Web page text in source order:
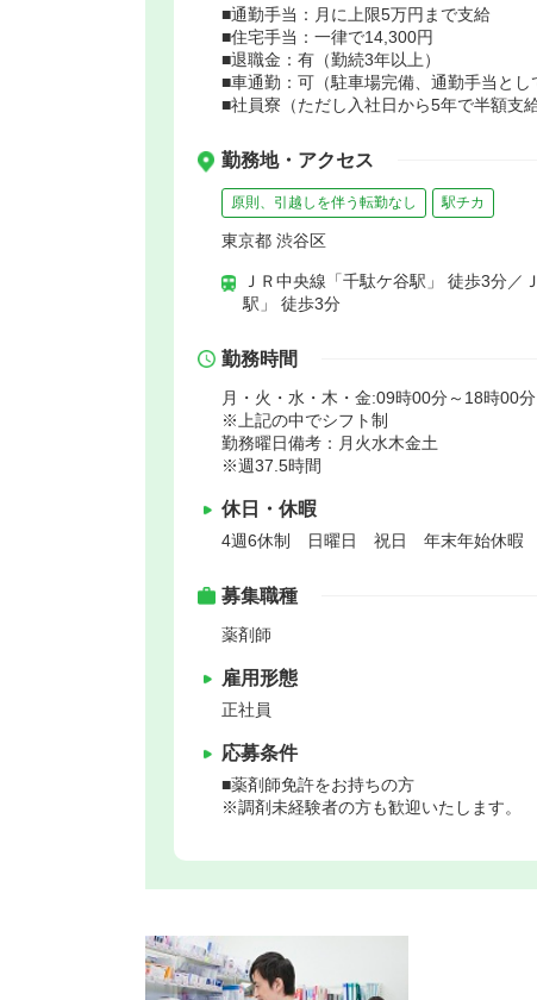
■通勤手当：月に上限5万円まで支給
■住宅手当：一律で14,300円
■退職金：有（勤続3年以上）
■車通勤：可（駐車場完備、通勤手当とし
■社員寮（ただし入社日から5年で半額支
勤務地・アクセス
原則、引越しを伴う転勤なし 駅チカ
東京都 渋谷区
ＪＲ中央線「千駄ケ谷駅」 徒歩3分／
駅」 徒歩3分
勤務時間
月・火・水・木・金:09時00分～18時00
※上記の中でシフト制
勤務曜日備考：月火水木金土
※週37.5時間
休日・休暇
4週6休制 日曜日 祝日 年末年始休暇
募集職種
薬剤師
雇用形態
正社員
応募条件
■薬剤師免許をお持ちの方
※調剤未経験者の方も歓迎いたします。